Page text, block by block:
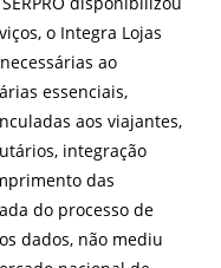
o Integra Lojas
ao
essenciais,
aos viajantes,
integração
das
do processo de
dados, não mediu